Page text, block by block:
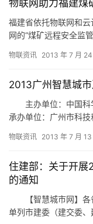
物联网助力福建煤
福建省依托物联网和
网的“煤矿远程安全监
物联资讯 2013 年 7 月 24
2013广州智慧城
主办单位：中国科
承办单位：广州市科
物联资讯 2013 年 7 月 13
住建部：关于开展
的通知
【智慧城市网】各
单列市建委（建交委